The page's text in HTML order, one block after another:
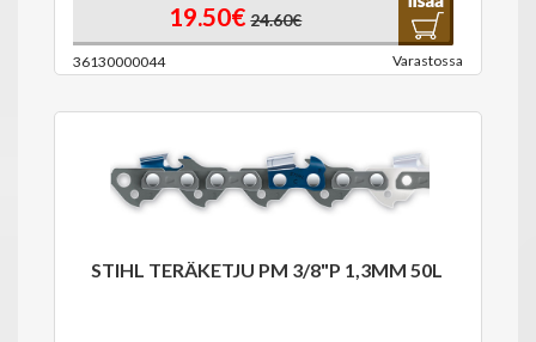
19.50€ 24.60€
36130000044 Varastossa
STIHL TERÄKETJU PM 3/8"P 1,3MM 50L